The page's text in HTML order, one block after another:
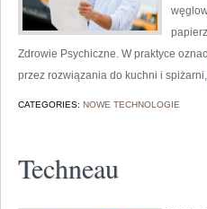
Zdrowie Psychiczne. W praktyce
przez rozwiązania do kuchni i spiżarni,
CATEGORIES: NOWE TECHNOLOGIE
Techneau